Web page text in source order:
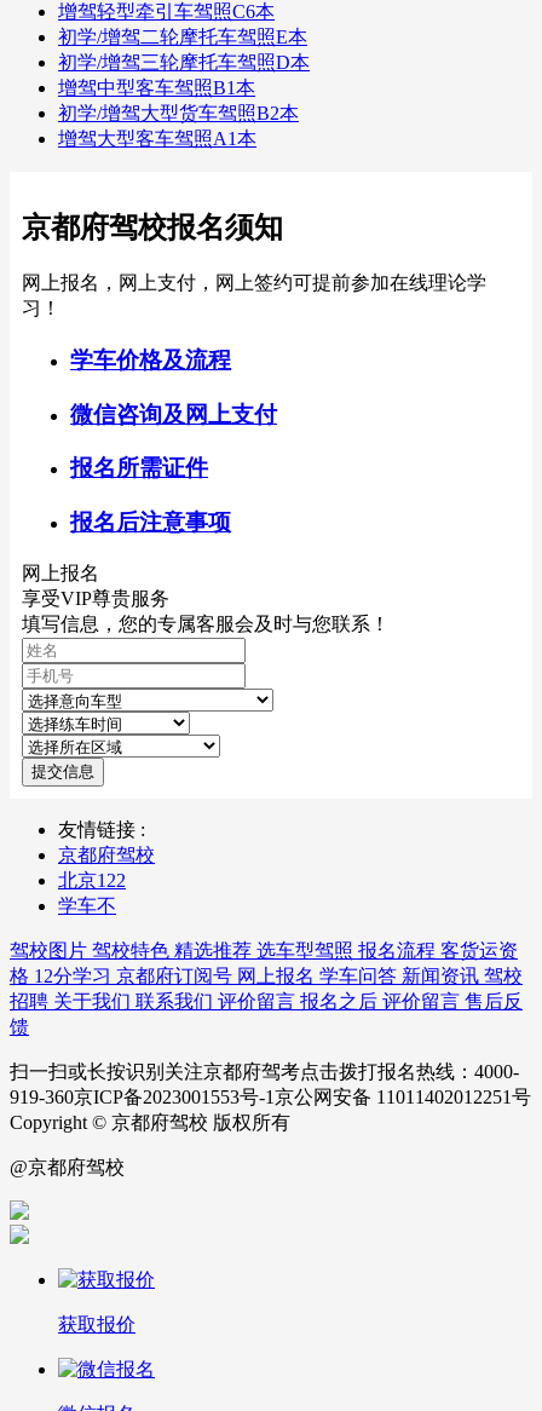
增驾轻型牵引车驾照C6本
初学/增驾二轮摩托车驾照E本
初学/增驾三轮摩托车驾照D本
增驾中型客车驾照B1本
初学/增驾大型货车驾照B2本
增驾大型客车驾照A1本
京都府驾校报名须知
网上报名，网上支付，网上签约可提前参加在线理论学
习！
学车价格及流程
微信咨询及网上支付
报名所需证件
报名后注意事项
网上报名
享受VIP尊贵服务
填写信息，您的专属客服会及时与您联系！
提交信息
友情链接 :
京都府驾校
北京122
学车不
驾校图片 驾校特色 精选推荐 选车型驾照 报名流程 客货运资
格 12分学习 京都府订阅号 网上报名 学车问答 新闻资讯 驾校
招聘 关于我们 联系我们 评价留言 报名之后 评价留言 售后反
馈
扫一扫或长按识别关注京都府驾考点击拨打报名热线：4000-
919-360京ICP备2023001553号-1京公网安备 11011402012251号
Copyright © 京都府驾校 版权所有
@京都府驾校
获取报价